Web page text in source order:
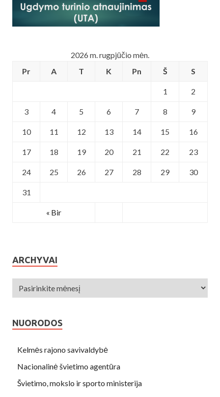
2026 m. rugpjūčio mėn.
Pr
A T K Pn Š S
« Bir
1 2
3 4 5 6 7 8 9
10 11 12 13 14 15 16
17 18 19 20 21 22 23
24 25 26 27 28 29 30
31
ARCHYVAI
NUORODOS
Kelmės rajono savivaldybė
Nacionalinė švietimo agentūra
Švietimo, mokslo ir sporto ministerija